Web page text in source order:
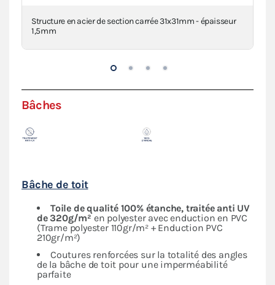
Structure en acier de section carrée 31x31mm - épaisseur
1,5mm
Bâches
Bâche de toit
Toile de qualité 100% étanche, traitée anti UV
de 320g/m² en polyester avec enduction en PVC
(Trame polyester 110gr/m² + Enduction PVC
210gr/m²)
Coutures renforcées sur la totalité des angles
de la bâche de toit pour une imperméabilité
parfaite